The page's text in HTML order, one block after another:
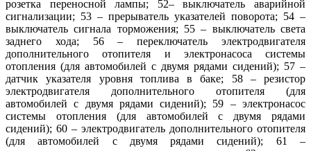
розетка переносной лампы; 52– выключатель аварийной
сигнализации; 53 – прерыватель указателей поворота; 54 –
выключатель сигнала торможения; 55 – выключатель света
заднего хода; 56 – переключатель электродвигателя
дополнительного отопителя и электронасоса системы
отопления (для автомобилей с двумя рядами сидений); 57 –
датчик указателя уровня топлива в баке; 58 – резистор
электродвигателя дополнительного отопителя (для
автомобилей с двумя рядами сидений); 59 – электронасос
системы отопления (для автомобилей с двумя рядами
сидений); 60 – электродвигатель дополнительного отопителя
(для автомобилей с двумя рядами сидений); 61 –